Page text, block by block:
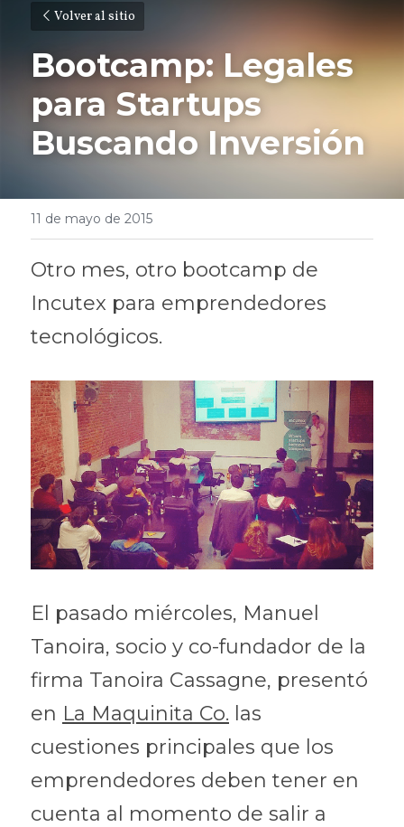
Volver al sitio
Bootcamp: Legales
para Startups
Buscando Inversión
11 de mayo de 2015
Otro mes, otro bootcamp de
Incutex para emprendedores
tecnológicos.
El pasado miércoles, Manuel
Tanoira, socio y co-fundador de la
firma Tanoira Cassagne, presentó
en La Maquinita Co. las
cuestiones principales que los
emprendedores deben tener en
cuenta al momento de salir a